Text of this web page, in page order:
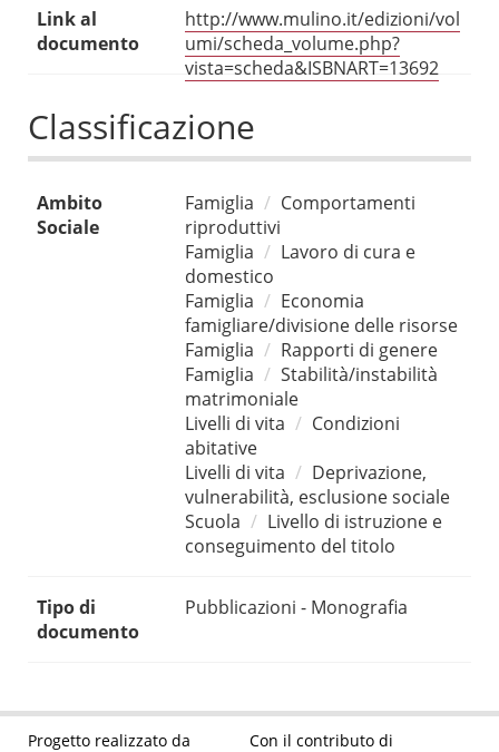
Link al
documento
http://www.mulino.it/edizioni/vol
umi/scheda_volume.php?
vista=scheda&ISBNART=13692
Classificazione
Ambito
Sociale
Famiglia
Comportamenti
riproduttivi
Famiglia
Lavoro di cura e
domestico
Famiglia
Economia
famigliare/divisione delle risorse
Famiglia
Rapporti di genere
Famiglia
Stabilità/instabilità
matrimoniale
Livelli di vita
Condizioni
abitative
Livelli di vita
Deprivazione,
vulnerabilità, esclusione sociale
Scuola
Livello di istruzione e
conseguimento del titolo
Tipo di
documento
Pubblicazioni - Monografia
Progetto realizzato da Con il contributo di